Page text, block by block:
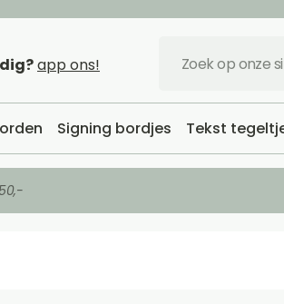
app ons!
Signing bordjes Tekst